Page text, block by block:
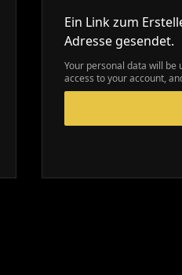
Ein Link zum
Adresse gesendet.
Your personal data will
access to your account,